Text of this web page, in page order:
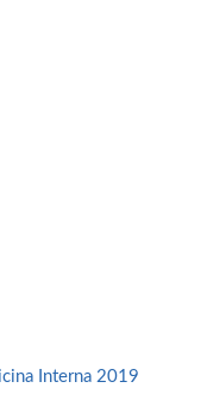
Interna 2019